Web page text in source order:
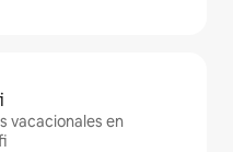
vacacionales en